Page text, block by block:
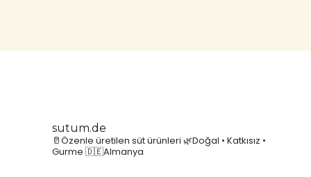
sutum.de
🥛Özenle üretilen süt ürünleri 🌿Doğal • Katkısız •
Gurme 🇩🇪Almanya